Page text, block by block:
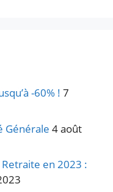
-60% ! 7
Générale 4 août
en 2023 :